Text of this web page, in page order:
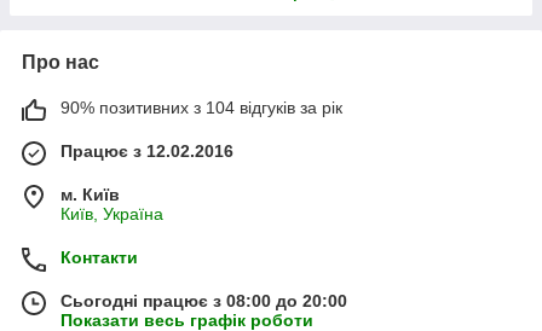
Про нас
90% позитивних з 104 відгуків за рік
Працює з 12.02.2016
м. Київ
Київ, Україна
Контакти
Сьогодні працює з 08:00 до 20:00
Показати весь графік роботи